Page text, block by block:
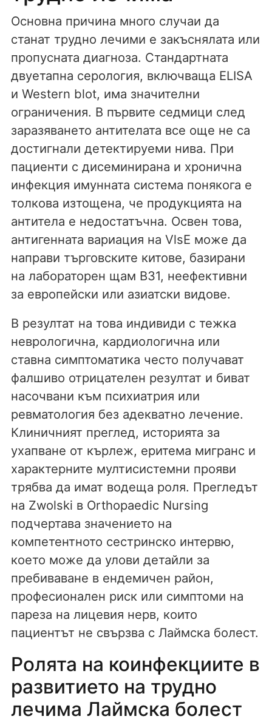
Основна причина много случаи да
станат трудно лечими е закъснялата или
пропусната диагноза. Стандартната
двуетапна серология, включваща ELISA
и Western blot, има значителни
ограничения. В първите седмици след
заразяването антителата все още не са
достигнали детектируеми нива. При
пациенти с дисеминирана и хронична
инфекция имунната система понякога е
толкова изтощена, че продукцията на
антитела е недостатъчна. Освен това,
антигенната вариация на VlsE може да
направи търговските китове, базирани
на лабораторен щам B31, неефективни
за европейски или азиатски видове.
В резултат на това индивиди с тежка
неврологична, кардиологична или
ставна симптоматика често получават
фалшиво отрицателен резултат и биват
насочвани към психиатрия или
ревматология без адекватно лечение.
Клиничният преглед, историята за
ухапване от кърлеж, еритема мигранс и
характерните мултисистемни прояви
трябва да имат водеща роля. Прегледът
на Zwolski в Orthopaedic Nursing
подчертава значението на
компетентното сестринско интервю,
което може да улови детайли за
пребиваване в ендемичен район,
професионален риск или симптоми на
пареза на лицевия нерв, които
пациентът не свързва с Лаймска болест.
Ролята на коинфекциите в
развитието на трудно
лечима Лаймска болест